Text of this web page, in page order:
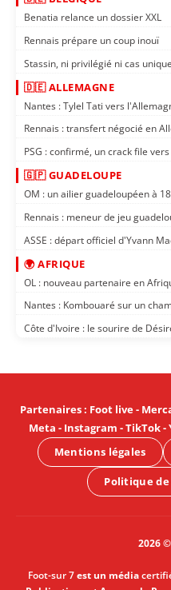
Benatia relance un dossier XXL
Rennais prépare un coup inouï
Stassin, ni privilégié ni cas unique
🇩🇪 ALLEMAGNE
Nantes : Tylel Tati vers
Rennais : transfert négocié en
PSG : confirmé, un crack file
🇬🇵 GUADELOUPE
OM : un ailier guadeloupéen à
Rennais : meneur de jeu
ASSE : départ officiel d'Yvann
🌍 AFRIQUE
OL : nouveau partenaire en
Nantes : Kombouaré sur un
Côte d'Ivoire : le sourire de
Partenaires: Foot live-
Meta - Instagram -TikTok-
Mentions légales
Politique
2026
Foot-sur 7est un média